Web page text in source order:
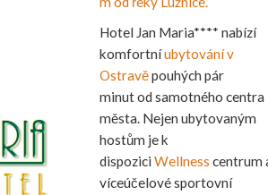
Hotel Jan Maria**** nabízí
komfortníubytování v
Ostravěpouhých pár
minut od samotného centra
města. Nejen ubytovaným
hostům je k
dispoziciWellness centrum
víceúčelové sportovní